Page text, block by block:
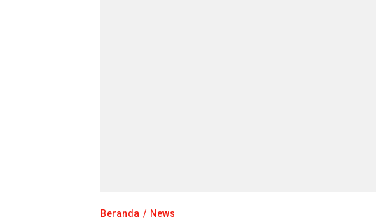
Beranda News